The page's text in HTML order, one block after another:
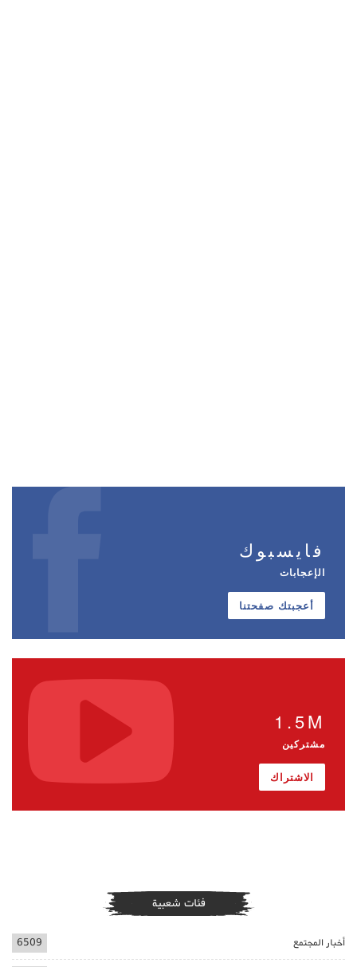
فايسبوك
الإعجابات
أعجبتك صفحتنا
1.5M
مشتركين
الاشتراك
فئات شعبية
أخبار المجتمع 6509